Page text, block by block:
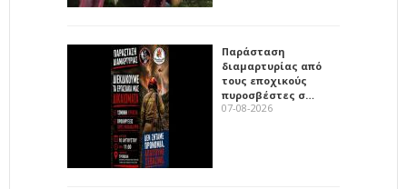
Παράσταση
διαμαρτυρίας από
τους εποχικούς
πυροσβέστες σ…
07-08-2026